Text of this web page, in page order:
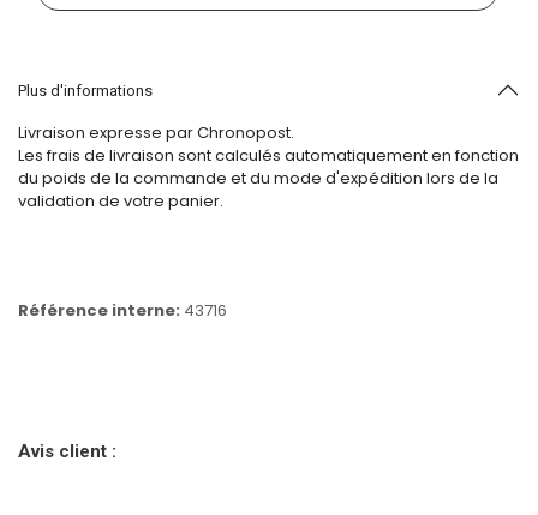
Plus d'informations
Livraison expresse par Chronopost.
Les frais de livraison sont calculés automatiquement en fonction
du poids de la commande et du mode d'expédition lors de la
validation de votre panier.
Référence interne: 43716
Avis client :